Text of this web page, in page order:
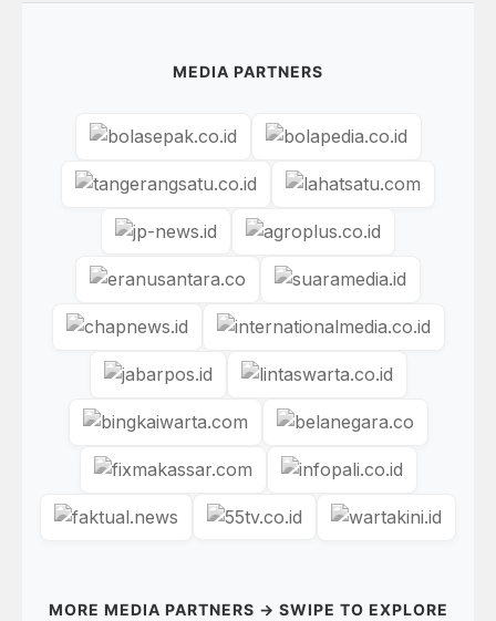
MEDIA PARTNERS
MORE MEDIA PARTNERS → SWIPE TO EXPLORE